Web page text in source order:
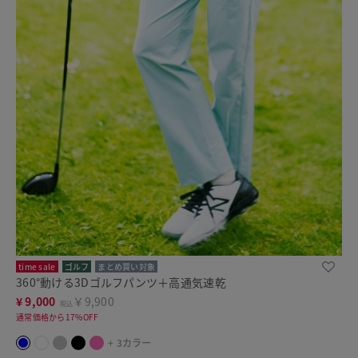
time sale ゴルフ まとめ買い対象
360°動ける3Dゴルフパンツ＋高通気速乾
¥9,000 税込 ￥9,900
通常価格から17%OFF
+ 3カラー